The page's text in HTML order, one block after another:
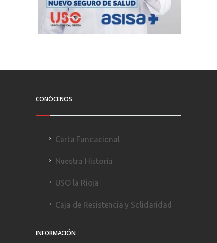
CONÓCENOS
Carta Fundacional
Nuestra Historia
USO la Rioja
Caja de Resistencia y Solidaridad
INFORMACIÓN